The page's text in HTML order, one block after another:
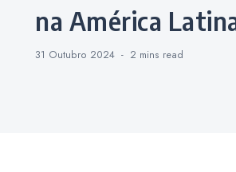
na América
31 Outubro 2024 2 mins read